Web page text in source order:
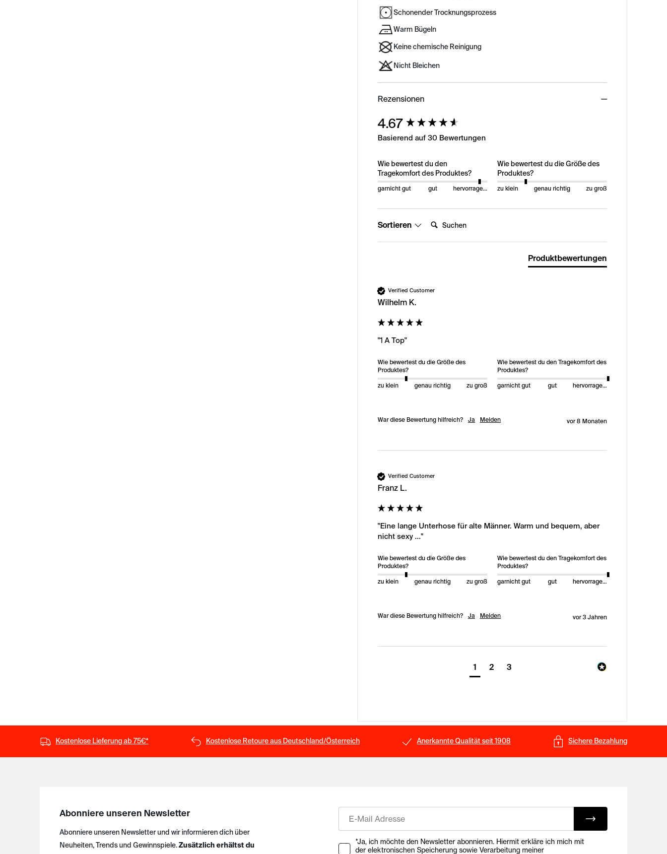
Schonender Trocknungsprozess
Warm Bügeln
Keine chemische Reinigung
Nicht Bleichen
Rezensionen
4.67
Basierend auf 30 Bewertungen
Wie bewertest du den
Tragekomfort des Produktes?
garnicht gut gut hervorragend
Wie bewertest du die Größe des
Produktes?
zu klein genau richtig zu groß
Sortieren
Produktbewertungen
Verified Customer
Wilhelm K.
"1 A Top"
Wie bewertest du die Größe des
Produktes?
zu klein genau richtig zu groß
Wie bewertest du den Tragekomfort des
Produktes?
garnicht gut gut hervorragend
War diese Bewertung hilfreich? Ja Melden vor 8 Monaten
Verified Customer
Franz L.
"Eine lange Unterhose für alte Männer. Warm und bequem, aber
nicht sexy ..."
Wie bewertest du die Größe des
Produktes?
zu klein genau richtig zu groß
Wie bewertest du den Tragekomfort des
Produktes?
garnicht gut gut hervorragend
War diese Bewertung hilfreich? Ja Melden vor 3 Jahren
1 2 3
New content loaded
Kostenlose Lieferung ab 75€* Kostenlose Retoure aus Deutschland/Österreich Anerkannte Qualität seit 1908 Sichere Bezahlung
Abonniere unseren Newsletter
Abonniere unseren Newsletter und wir informieren dich über
Neuheiten, Trends und Gewinnspiele.Zusätzlich erhältst du
Ihre Zustimmung zu Marketing E-Mails
*Ja, ich möchte den Newsletter abonnieren. Hiermit erkläre ich mich mit
der elektronischen Speicherung sowie Verarbeitung meiner